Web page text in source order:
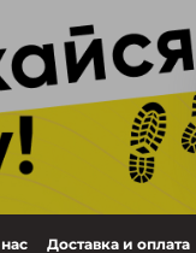
Доставка и оплата